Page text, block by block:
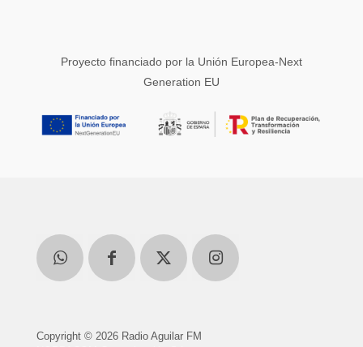
Proyecto financiado por la Unión Europea-Next
Generation EU
Copyright © 2026 Radio Aguilar FM